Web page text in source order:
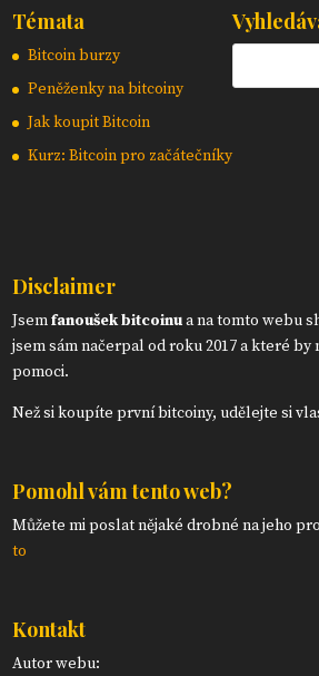
Témata
Bitcoin burzy
Peněženky na bitcoiny
Jak koupit Bitcoin
Kurz: Bitcoin pro začátečníky
Disclaimer
Jsemfanoušek bitcoinua na tomto webu
jsem sám načerpal od roku 2017 a které
pomoci.
Než si koupíte první bitcoiny, udělejte si
Pomohl vám tento web?
Můžete mi poslat nějaké drobné na jeho
to
Kontakt
Autor webu: